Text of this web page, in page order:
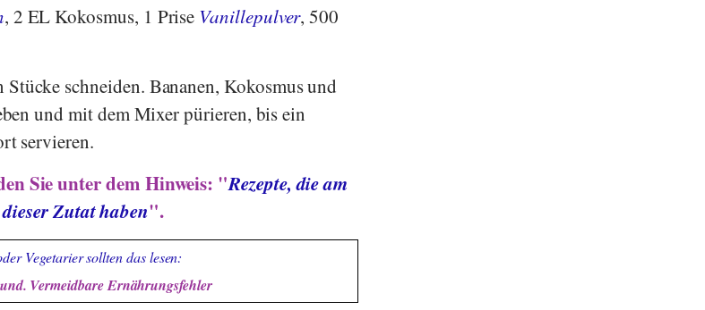
, 2 EL Kokosmus, 1 Prise Vanillepulver, 500
schneiden. Bananen, Kokosmus und
und mit dem Mixer pürieren, bis ein
servieren.
Sie unter dem Hinweis: "Rezepte, die am
Zutat haben".
Vegetarier sollten das lesen:
Vermeidbare Ernährungsfehler